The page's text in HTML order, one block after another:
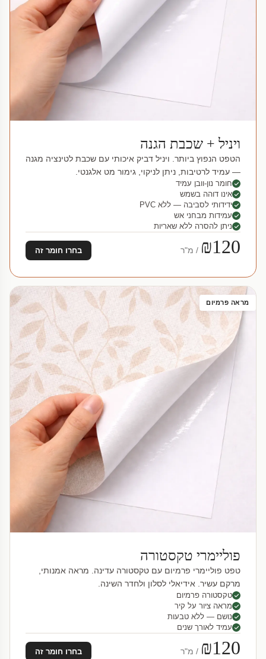
ויניל + שכבת הגנה
הטפט הנפוץ ביותר. ויניל דביק איכותי עם שכבת לטינציה מגנה
— עמיד לרטיבות, ניתן לניקוי, גימור מט אלגנטי.
חומר נון-וובן עמיד
אינו דוהה בשמש
ידידותי לסביבה — ללא PVC
עמידות מבחני אש
ניתן להסרה ללא שאריות
₪120 / מ"ר בחרו חומר זה
מראה פרמיום
פוליימרי טקסטורה
טפט פוליימרי פרמיום עם טקסטורה עדינה. מראה אמנותי,
מרקם עשיר. אידיאלי לסלון ולחדר השינה.
טקסטורה פרמיום
מראה ציור על קיר
נושם — ללא טבעות
עמיד לאורך שנים
₪120 / מ"ר בחרו חומר זה